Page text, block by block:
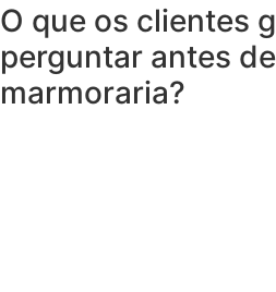
O que os clientes
perguntar antes
marmoraria?